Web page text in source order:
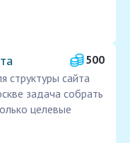
500
структуры сайта
задача собрать
целевые